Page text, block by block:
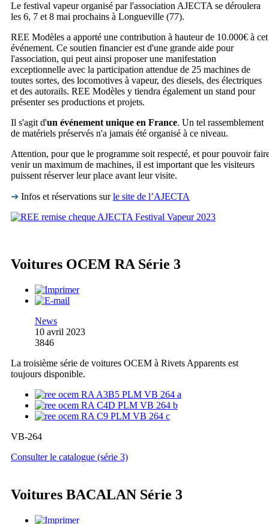
Le festival vapeur organisé par l'association AJECTA se déroulera
les 6, 7 et 8 mai prochains à Longueville (77).
REE Modèles a apporté une contribution à hauteur de 10.000€ à cet
événement. Ce soutien financier est d'une grande aide pour
l'association, qui peut ainsi proposer une manifestation
exceptionnelle avec la participation attendue de 25 machines de
toutes sortes, des locomotives à vapeur, des diesels, des électriques
et des autorails. REE Modèles y tiendra également un stand pour
présenter ses productions et projets.
Il s'agit d'un événement unique en France. Un tel rassemblement
de matériels préservés n'a jamais été organisé à ce niveau.
Attention, pour que le programme soit respecté, et pour pouvoir
venir un maximum de machines, il est important que les visiteurs
puissent réserver leur place avant leur visite.
➜ Infos et réservations surle site de l’AJECTA
Voitures OCEM RA Série 3
News
10 avril 2023
3846
La troisième série de voitures OCEM à Rivets Apparents est
toujours disponible.
VB-264
Consulter le catalogue (série 3)
Voitures BACALAN Série 3